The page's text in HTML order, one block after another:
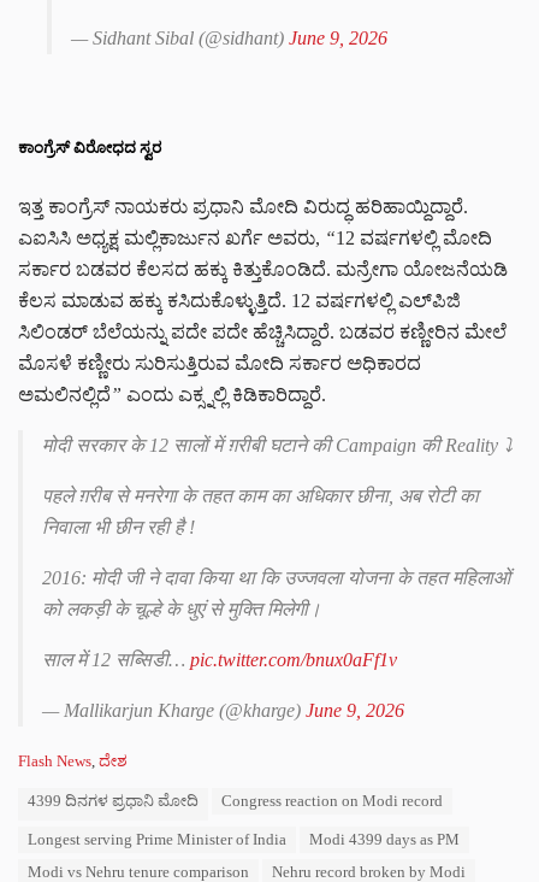
— Sidhant Sibal (@sidhant) June 9, 2026
ಕಾಂಗ್ರೆಸ್ ವಿರೋಧದ ಸ್ವರ
ಇತ್ತ ಕಾಂಗ್ರೆಸ್ ನಾಯಕರು ಪ್ರಧಾನಿ ಮೋದಿ ವಿರುದ್ಧ ಹರಿಹಾಯ್ದಿದ್ದಾರೆ.
ಎಐಸಿಸಿ ಅಧ್ಯಕ್ಷ ಮಲ್ಲಿಕಾರ್ಜುನ ಖರ್ಗೆ ಅವರು, “12 ವರ್ಷಗಳಲ್ಲಿ ಮೋದಿ
ಸರ್ಕಾರ ಬಡವರ ಕೆಲಸದ ಹಕ್ಕು ಕಿತ್ತುಕೊಂಡಿದೆ. ಮನ್ರೇಗಾ ಯೋಜನೆಯಡಿ
ಕೆಲಸ ಮಾಡುವ ಹಕ್ಕು ಕಸಿದುಕೊಳ್ಳುತ್ತಿದೆ. 12 ವರ್ಷಗಳಲ್ಲಿ ಎಲ್‌ಪಿಜಿ
ಸಿಲಿಂಡರ್ ಬೆಲೆಯನ್ನು ಪದೇ ಪದೇ ಹೆಚ್ಚಿಸಿದ್ದಾರೆ. ಬಡವರ ಕಣ್ಣೀರಿನ ಮೇಲೆ
ಮೊಸಳೆ ಕಣ್ಣೀರು ಸುರಿಸುತ್ತಿರುವ ಮೋದಿ ಸರ್ಕಾರ ಅಧಿಕಾರದ
ಅಮಲಿನಲ್ಲಿದೆ” ಎಂದು ಎಕ್ಸ್ನಲ್ಲಿ ಕಿಡಿಕಾರಿದ್ದಾರೆ.
मोदी सरकार के 12 सालों में ग़रीबी घटाने की Campaign की Reality ⤵️
पहले ग़रीब से मनरेगा के तहत काम का अधिकार छीना, अब रोटी का
निवाला भी छीन रही है !
2016: मोदी जी ने दावा किया था कि उज्जवला योजना के तहत महिलाओं
को लकड़ी के चूल्हे के धुएं से मुक्ति मिलेगी।
साल में 12 सब्सिडी… pic.twitter.com/bnux0aFf1v
— Mallikarjun Kharge (@kharge) June 9, 2026
C
Flash News ದೇಶ
4399 ದಿನಗಳ ಪ್ರಧಾನಿ ಮೋದಿ Congress reaction on Modi record
Longest serving Prime Minister of India
Modi 4399 days as PM
Modi vs Nehru tenure comparison
Nehru record broken by Modi